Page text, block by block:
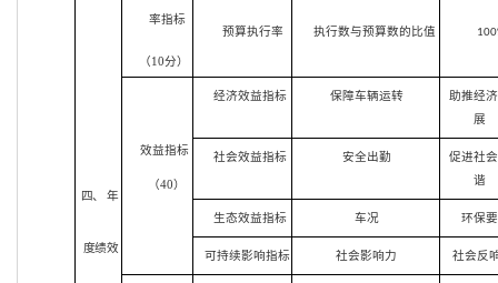
四、 年
度绩效
率指标
（10分）
预算执行率 执行数与预算数的比值
效益指标
（40）
经济效益指标 保障车辆运转
助推经
展
社会效益指标 安全出勤
促进社
谐
生态效益指标 车况 环保
可持续影响指标 社会影响力 社会反